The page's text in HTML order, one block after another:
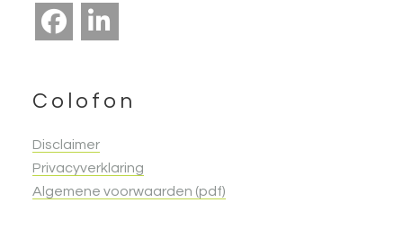
Colofon
Disclaimer
Privacyverklaring
Algemene voorwaarden (pdf)